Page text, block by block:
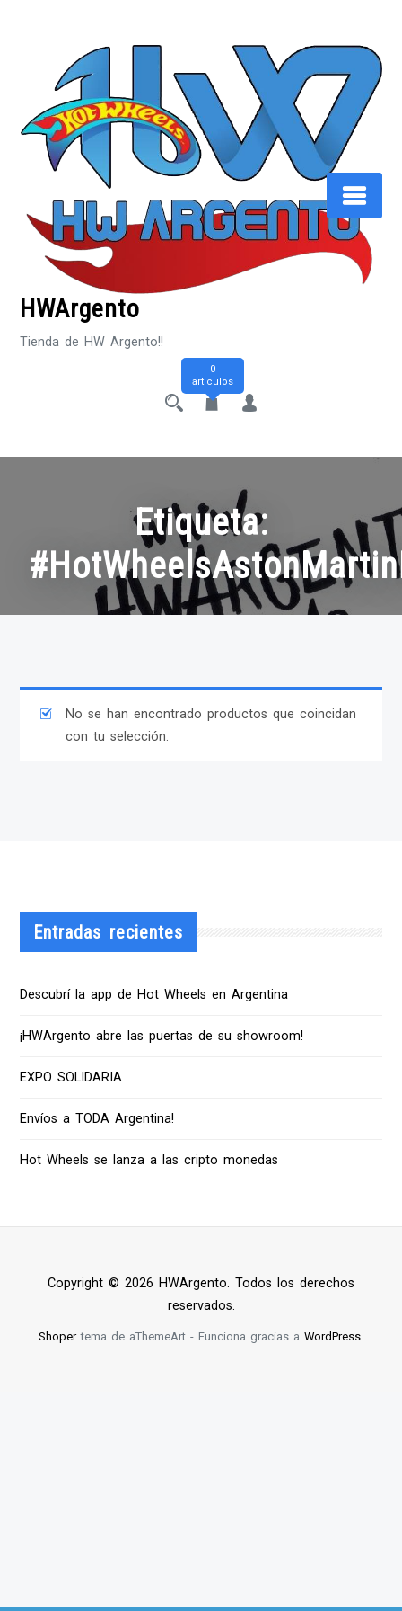
HWArgento
Tienda de HW Argento!!
0
artículos
Etiqueta:
No se han encontrado productos que coincidan
con tu selección.
Entradas recientes
Descubrí la app de Hot Wheels en Argentina
¡HWArgento abre las puertas de su showroom!
EXPO SOLIDARIA
Envíos a TODA Argentina!
Hot Wheels se lanza a las cripto monedas
Copyright © 2026 HWArgento. Todos los derechos
reservados.
Shopertema de aThemeArt - Funciona gracias a WordPress.